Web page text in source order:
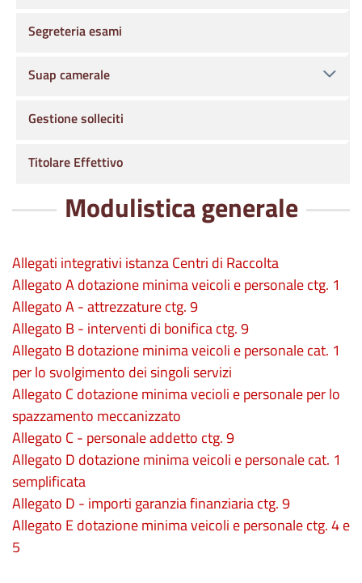
Modulistica generale
Allegati integrativi istanza Centri di Raccolta
Allegato A dotazione minima veicoli e personale ctg. 1
Allegato A - attrezzature ctg. 9
Allegato B - interventi di bonifica ctg. 9
Allegato B dotazione minima veicoli e personale cat. 1
per lo svolgimento dei singoli servizi
Allegato C dotazione minima vecioli e personale per lo
spazzamento meccanizzato
Allegato C - personale addetto ctg. 9
Allegato D dotazione minima veicoli e personale cat. 1
semplificata
Allegato D - importi garanzia finanziaria ctg. 9
Allegato E dotazione minima veicoli e personale ctg. 4 e
5
Segreteria esami
Suap camerale
Gestione solleciti
Titolare Effettivo